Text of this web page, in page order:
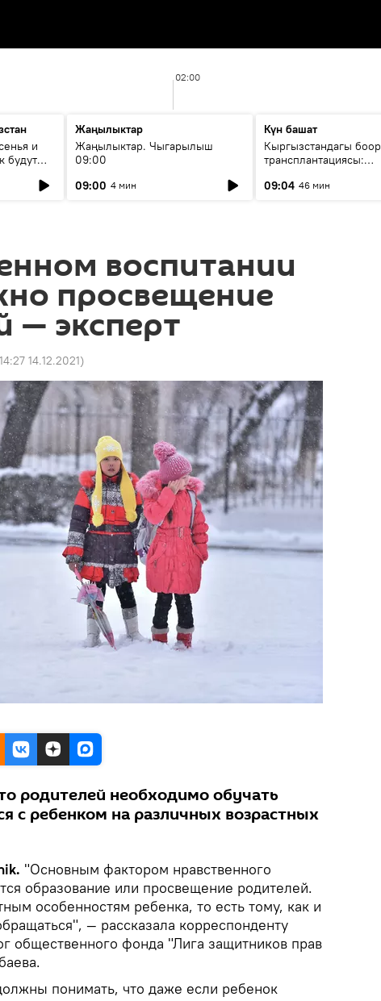
02:00
и
будут
Жаңылыктар
Жаңылыктар. Чыгарылыш
09:00
09:00 4 мин
Күн башат
Кыргызстандагы боор
трансплантациясы:
келечеги
09:04 46 мин
воспитании
просвещение
— эксперт
14:27 14.12.2021)
родителей необходимо обучать
с ребенком на различных возрастных
"Основным фактором нравственного
образование или просвещение родителей.
особенностям ребенка, то есть тому, как и
— рассказала корреспонденту
общественного фонда "Лига защитников прав
понимать, что даже если ребенок